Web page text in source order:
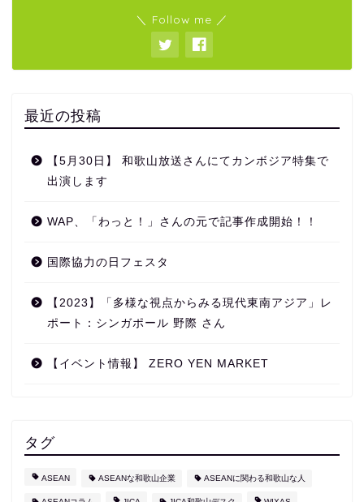
＼ Follow me ／
最近の投稿
【5月30日】 和歌山放送さんにてカンボジア特集で
出演します
WAP、「わっと！」さんの元で記事作成開始！！
国際協力の日フェスタ
【2023】「多様な視点からみる現代東南アジア」レ
ポート：シンガポール 野際 さん
【イベント情報】 ZERO YEN MARKET
タグ
ASEAN ASEANな和歌山企業 ASEANに関わる和歌山な人